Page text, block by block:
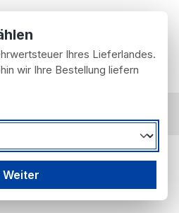
Du hast 0
350SL zum
Ihres Lieferlandes.
wir Ihre Bestellung liefern
Weiter